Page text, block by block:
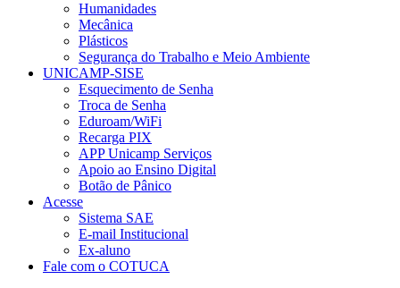
Humanidades
Mecânica
Plásticos
Segurança do Trabalho e Meio Ambiente
UNICAMP-SISE
Esquecimento de Senha
Troca de Senha
Eduroam/WiFi
Recarga PIX
APP Unicamp Serviços
Apoio ao Ensino Digital
Botão de Pânico
Acesse
Sistema SAE
E-mail Institucional
Ex-aluno
Fale com o COTUCA